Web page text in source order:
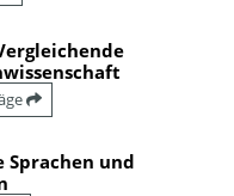
Sprachen und